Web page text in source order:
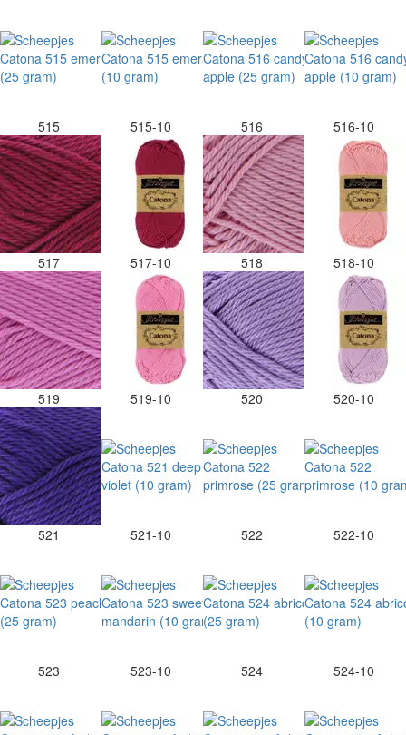
515 515-10 516 516-10
517 517-10 518 518-10
519 519-10 520 520-10
521 521-10 522 522-10
523 523-10 524 524-10